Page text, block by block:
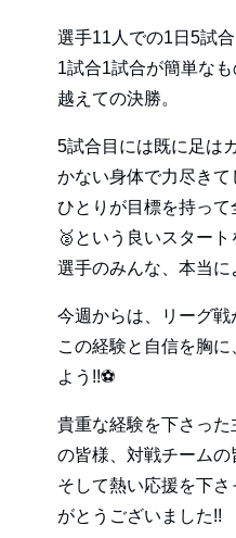
選手11人での1日5試合
1試合1試合が簡単な
越えての決勝。
5試合目には既に足は
かない身体で力尽きて
ひとりが目標を持っ
🥈という良いスタート
選手のみんな、本当に
今週からは、リーグ戦
この経験と自信を胸
よう!!⚽️
貴重な経験を下さっ
の皆様、対戦チームの
そして熱い応援を下さ
がとうございました!!